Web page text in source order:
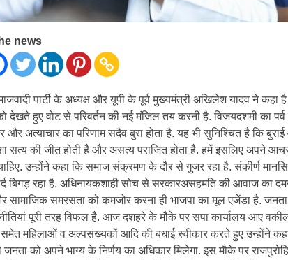
news
पार्टी के अध्यक्ष और यूपी के पूर्व मुख्यमंत्री अखिलेश यादव ने कहा
हुए वोट से परिवर्तन की नई मंजिल तय करनी है. विजयदशमी का
और अत्याचार का परिणाम सदैव बुरा होता है. यह भी सुनिश्चित है कि
सत्य की जीत होती है और असत्य पराजित होता है. हमें इसलिए अपने
उन्होंने कहा कि समाज संक्रमण के दौर से गुजर रहा है. संकीर्ण
बिगड़ रहा है. अधिनायकशाही सोच से सरकारअसहमति की आवाज का
सामाजिक समरसता को कमजोर करना ही भाजपा का मूल एजेंडा है.
पूरी तरह विफल है. आज दशहरे के मौके पर सपा कार्यालय आए
समेत महिलाओं व अल्पसंख्यकों आदि की बधाई स्वीकार करते हुए उन्होंने
जनता को अपने भाग्य के निर्णय का अधिकार मिलेगा. इस मौके पर